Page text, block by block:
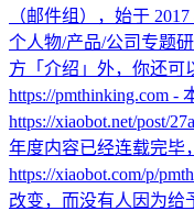
（邮件组），始于
个人物/产品/公司专题
方「介绍」外，你还可
https://pmthinking.com -
https://xiaobot.net/post/
年度内容已经连载完毕
https://xiaobot.com/p/
改变，而没有人因为给